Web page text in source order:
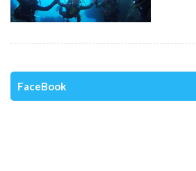
FaceBook